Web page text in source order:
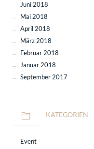
Juni 2018
Mai 2018
April 2018
März 2018
Februar 2018
Januar 2018
September 2017
KATEGORIEN
Event